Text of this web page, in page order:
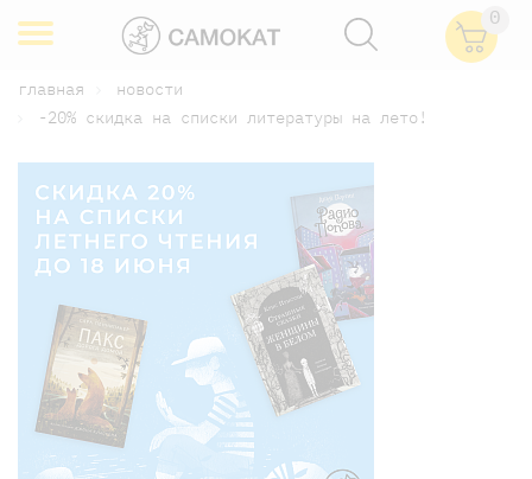
0
главная
новости
-20% скидка на списки литературы на лето!